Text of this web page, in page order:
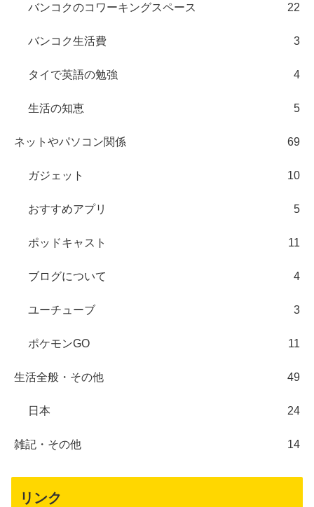
バンコクのコワーキングスペース 22
バンコク生活費 3
タイで英語の勉強 4
生活の知恵 5
ネットやパソコン関係 69
ガジェット 10
おすすめアプリ 5
ポッドキャスト 11
ブログについて 4
ユーチューブ 3
ポケモンGO 11
生活全般・その他 49
日本 24
雑記・その他 14
リンク